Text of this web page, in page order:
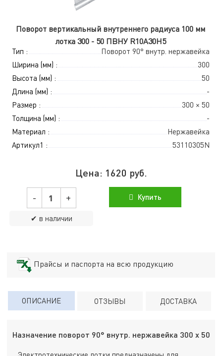
Поворот вертикальный внутреннего радиуса 100 мм
лотка 300 - 50 ПВНУ R10A30H5
Тип :
Поворот 90° внутр. нержавейка
Ширина (мм) :
300
Высота (мм) :
50
Длина (мм) :
-
Размер :
300 × 50
Толщина (мм) :
-
Материал :
Нержавейка
Артикул1 :
53110305N
Цена: 1620 руб.
- +
✔ в наличии
Купить
Прайсы и паспорта на всю продукцию
ОПИСАНИЕ ОТЗЫВЫ ДОСТАВКА
Назначение поворот 90° внутр. нержавейка 300 х 50